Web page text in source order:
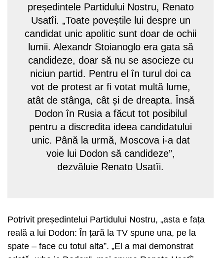
președintele Partidului Nostru, Renato
Usatîi. „Toate poveștile lui despre un
candidat unic apolitic sunt doar de ochii
lumii. Alexandr Stoianoglo era gata să
candideze, doar să nu se asocieze cu
niciun partid. Pentru el în turul doi ca
vot de protest ar fi votat multă lume,
atât de stânga, cât și de dreapta. Însă
Dodon în Rusia a făcut tot posibilul
pentru a discredita ideea candidatului
unic. Până la urmă, Moscova i-a dat
voie lui Dodon să candideze”,
dezvăluie Renato Usatîi.
Potrivit președintelui Partidului Nostru, „asta e fața
reală a lui Dodon: În țară la TV spune una, pe la
spate – face cu totul alta”. „El a mai demonstrat